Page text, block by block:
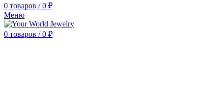
0 товаров / 0 ₽
Меню
0 товаров / 0 ₽